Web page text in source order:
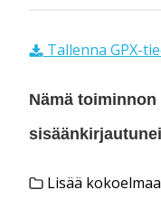
Tallenna GPX-
Nämä
Lisää